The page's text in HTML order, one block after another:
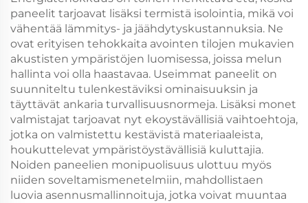
paneelit tarjoavat lisäksi termistä isolointia, mikä voi
vähentää lämmitys- ja jäähdytyskustannuksia. Ne
ovat erityisen tehokkaita avointen tilojen mukavien
akustisten ympäristöjen luomisessa, joissa melun
hallinta voi olla haastavaa. Useimmat paneelit on
suunniteltu tulenkestäviksi ominaisuuksin ja
täyttävät ankaria turvallisuusnormeja. Lisäksi monet
valmistajat tarjoavat nyt ekoystävällisiä vaihtoehtoja,
jotka on valmistettu kestävistä materiaaleista,
houkuttelevat ympäristöystävällisiä kuluttajia.
Noiden paneelien monipuolisuus ulottuu myös
niiden soveltamismenetelmiin, mahdollistaen
luovia asennusmallinnoituja, jotka voivat muuntaa